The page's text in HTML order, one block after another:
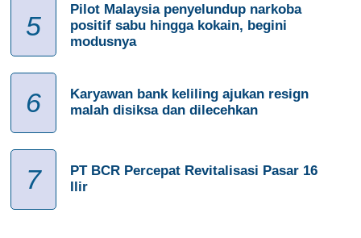
5
Pilot Malaysia penyelundup narkoba
positif sabu hingga kokain, begini
modusnya
6
Karyawan bank keliling ajukan resign
malah disiksa dan dilecehkan
7
PT BCR Percepat Revitalisasi Pasar 16
Ilir